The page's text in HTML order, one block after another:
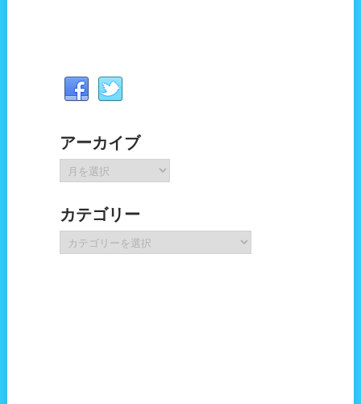
アーカイブ
ー
イ
ブ
カテゴリー
テ